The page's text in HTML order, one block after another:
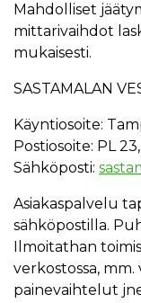
Mahdolliset
mittarivaihdot
mukaisesti.
SASTAMALAN
Käyntiosoite:
Postiosoite: PL
Sähköposti:
Asiakaspalvelu
sähköpostilla.
Ilmoitathan
verkostossa,
painevaihtelut